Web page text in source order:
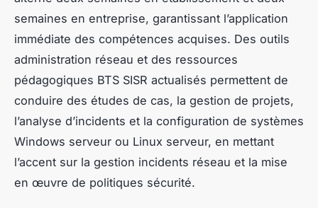
semaines en entreprise, garantissant l’application
immédiate des compétences acquises. Des outils
administration réseau et des ressources
pédagogiques BTS SISR actualisés permettent de
conduire des études de cas, la gestion de projets,
l’analyse d’incidents et la configuration de systèmes
Windows serveur ou Linux serveur, en mettant
l’accent sur la gestion incidents réseau et la mise
en œuvre de politiques sécurité.